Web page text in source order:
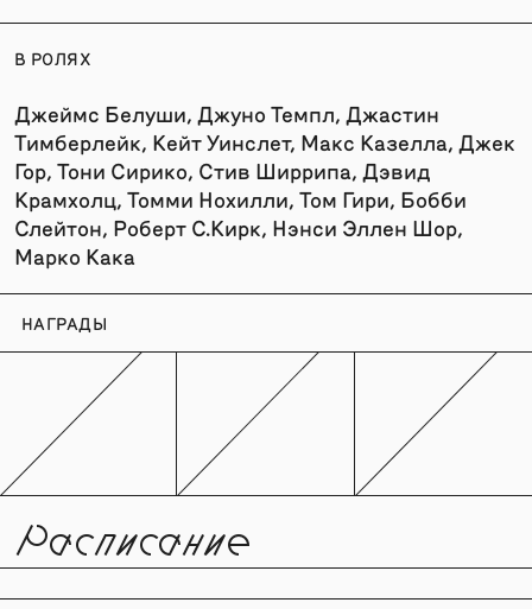
В РОЛЯХ
Джеймс Белуши, Джуно Темпл, Джастин
Тимберлейк, Кейт Уинслет, Макс Казелла, Джек
Гор, Тони Сирико, Стив Ширрипа, Дэвид
Крамхолц, Томми Нохилли, Том Гири, Бобби
Слейтон, Роберт С.Кирк, Нэнси Эллен Шор,
Марко Кака
НАГРАДЫ
Расписание